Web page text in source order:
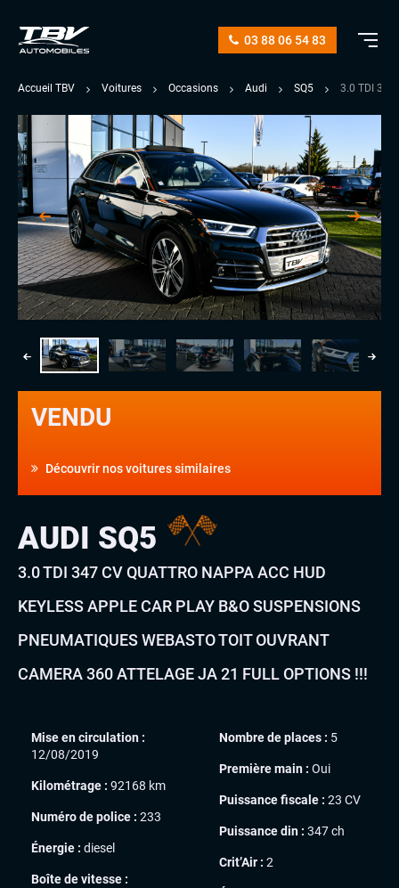
03 88 06 54 83
Accueil TBV Voitures Occasions Audi SQ5 3.0 TDI 347
VENDU
Découvrir nos voitures similaires
AUDI SQ5
3.0 TDI 347 CV QUATTRO NAPPA ACC HUD
KEYLESS APPLE CAR PLAY B&O SUSPENSIONS
PNEUMATIQUES WEBASTO TOIT OUVRANT
CAMERA 360 ATTELAGE JA 21 FULL OPTIONS !!!
Mise en circulation :
12/08/2019
Kilométrage : 92168 km
Numéro de police : 233
Énergie : diesel
Boîte de vitesse :
Nombre de places : 5
Première main : Oui
Puissance fiscale : 23 CV
Puissance din : 347 ch
Crit’Air : 2